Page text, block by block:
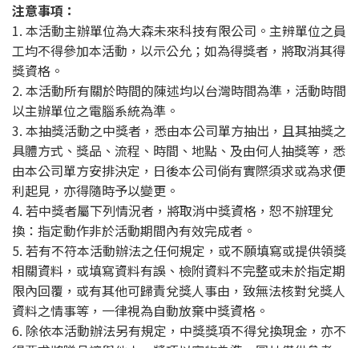
注意事項：
1. 本活動主辦單位為大森未來科技有限公司。主辨單位之員
工均不得參加本活動，以示公允；如為得獎者，將取消其得
獎資格。
2. 本活動所有關於時間的陳述均以台灣時間為準，活動時間
以主辦單位之電腦系統為準。
3. 本抽獎活動之中獎者，悉由本公司單方抽出，且其抽獎之
具體方式、獎品、流程、時間、地點、及由何人抽獎等，悉
由本公司單方安排決定，日後本公司倘有實際須求或為求便
利起見，亦得隨時予以變更。
4. 若中獎者屬下列情況者，將取消中獎資格，恕不辦理兌
換：指定動作非於活動期間內有效完成者。
5. 若有不符本活動辦法之任何規定，或不願填寫或提供領獎
相關資料，或填寫資料有誤、檢附資料不完整或未於指定期
限內回覆，或有其他可歸責兌獎人事由，致無法核對兌獎人
資料之情事等，一律視為自動放棄中獎資格。
6. 除依本活動辦法另有規定，中獎獎項不得兌換現金，亦不